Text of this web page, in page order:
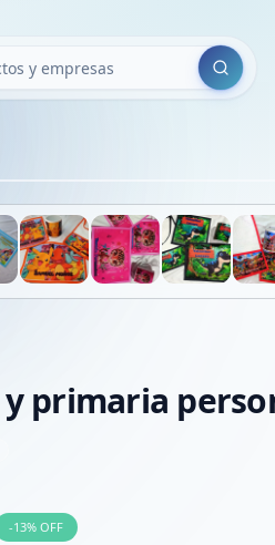
Buscar
primaria
-13% OFF